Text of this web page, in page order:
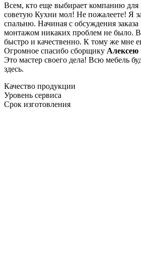
Всем, кто еще выбирает компанию для
советую Кухни мол! Не пожалеете! Я
спальню. Начиная с обсуждения заказа
монтажом никаких проблем не было.
быстро и качественно. К тому же мне
Огромное спасибо сборщику Алексею
Это мастер своего дела! Всю мебель
здесь.
Качество продукции
Уровень сервиса
Срок изготовления